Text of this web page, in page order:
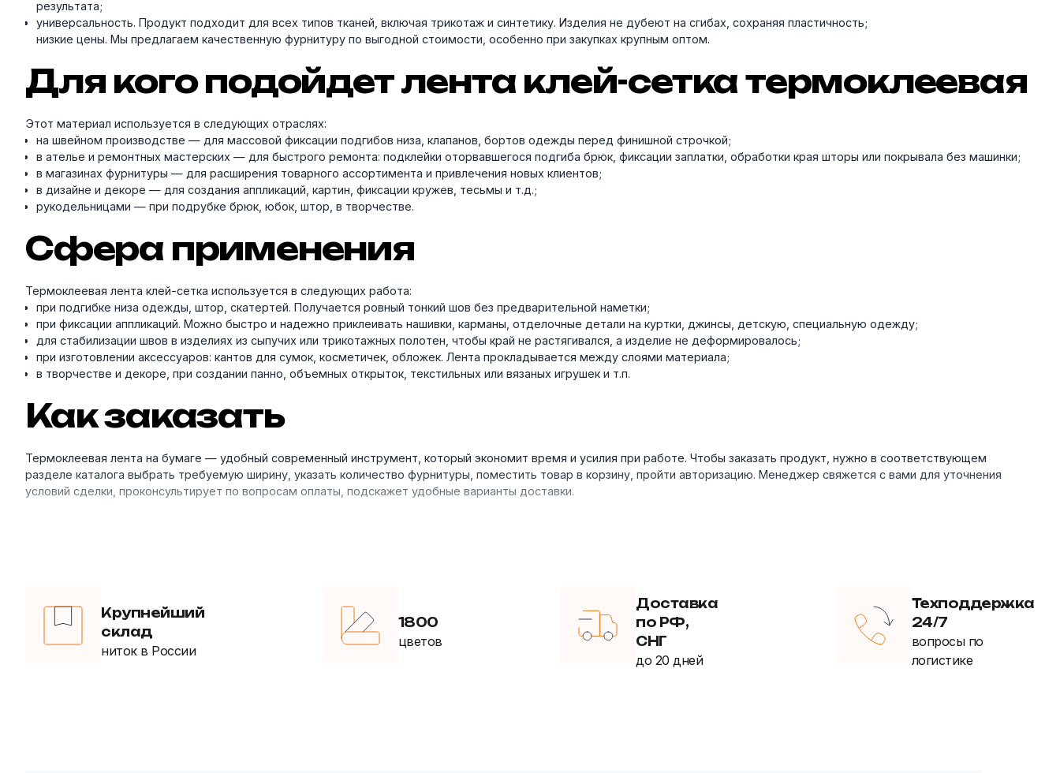
результата;
универсальность. Продукт подходит для всех типов тканей, включая трикотаж и синтетику. Изделия не дубеют на сгибах, сохраняя пластичность;
низкие цены. Мы предлагаем качественную фурнитуру по выгодной стоимости, особенно при закупках крупным оптом.
Для кого подойдет лента клей-сетка термоклеевая
Этот материал используется в следующих отраслях:
на швейном производстве — для массовой фиксации подгибов низа, клапанов, бортов одежды перед финишной строчкой;
в ателье и ремонтных мастерских — для быстрого ремонта: подклейки оторвавшегося подгиба брюк, фиксации заплатки, обработки края шторы или покрывала без машинки;
в магазинах фурнитуры — для расширения товарного ассортимента и привлечения новых клиентов;
в дизайне и декоре — для создания аппликаций, картин, фиксации кружев, тесьмы и т.д.;
рукодельницами — при подрубке брюк, юбок, штор, в творчестве.
Сфера применения
Термоклеевая лента клей-сетка используется в следующих работа:
при подгибке низа одежды, штор, скатертей. Получается ровный тонкий шов без предварительной наметки;
при фиксации аппликаций. Можно быстро и надежно приклеивать нашивки, карманы, отделочные детали на куртки, джинсы, детскую, специальную одежду;
для стабилизации швов в изделиях из сыпучих или трикотажных полотен, чтобы край не растягивался, а изделие не деформировалось;
при изготовлении аксессуаров: кантов для сумок, косметичек, обложек. Лента прокладывается между слоями материала;
в творчестве и декоре, при создании панно, объемных открыток, текстильных или вязаных игрушек и т.п.
Как заказать
Термоклеевая лента на бумаге — удобный современный инструмент, который экономит время и усилия при работе. Чтобы заказать продукт, нужно в соответствующем
разделе каталога выбрать требуемую ширину, указать количество фурнитуры, поместить товар в корзину, пройти авторизацию. Менеджер свяжется с вами для уточнения
условий сделки, проконсультирует по вопросам оплаты, подскажет удобные варианты доставки.
Крупнейший
склад
ниток в России
1800
цветов
Доставка
по РФ,
СНГ
до 20 дней
Техподдержка
24/7
вопросы по
логистике